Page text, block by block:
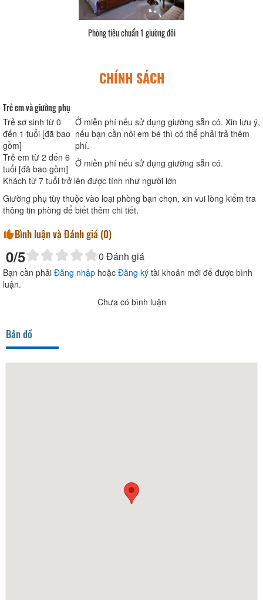
Phòng tiêu chuẩn 1 giường đôi
CHÍNH SÁCH
Trẻ em và giường phụ
Trẻ sơ sinh từ 0
đến 1 tuổi [đã bao
gồm]
Ở miễn phí nếu sử dụng giường sẵn có. Xin lưu ý,
nếu bạn cần nôi em bé thì có thể phải trả thêm
phí.
Trẻ em từ 2 đến 6
tuổi [đã bao gồm]
Ở miễn phí nếu sử dụng giường sẵn có.
Khách từ 7 tuổi trở lên được tính như người lớn
Giường phụ tùy thuộc vào loại phòng bạn chọn, xin vui lòng kiểm tra
thông tin phòng để biết thêm chi tiết.
Bình luận và Đánh giá (0)
0/5 0 Đánh giá
Bạn cần phải Đăng nhập hoặc Đăng ký tài khoản mới để được bình
luận.
Chưa có bình luận
Bản đồ